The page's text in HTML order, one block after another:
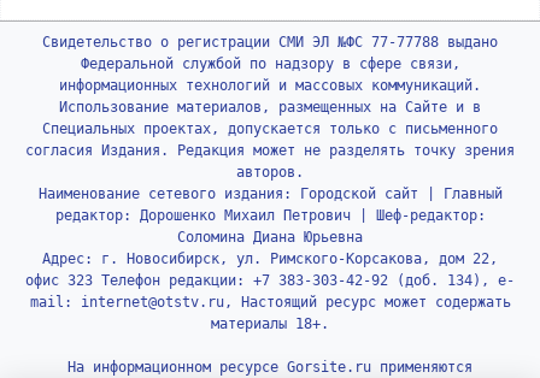
Свидетельство о регистрации СМИ ЭЛ №ФС 77-77788 выдано
Федеральной службой по надзору в сфере связи,
информационных технологий и массовых коммуникаций.
Использование материалов, размещенных на Сайте и в
Специальных проектах, допускается только с письменного
согласия Издания. Редакция может не разделять точку зрения
авторов.
Наименование сетевого издания: Городской сайт | Главный
редактор: Дорошенко Михаил Петрович | Шеф-редактор:
Соломина Диана Юрьевна
Адрес: г. Новосибирск, ул. Римского-Корсакова, дом 22,
офис 323 Телефон редакции: +7 383-303-42-92 (доб. 134), e-
mail: internet@otstv.ru, Настоящий ресурс может содержать
материалы 18+.
На информационном ресурсе Gorsite.ru применяются